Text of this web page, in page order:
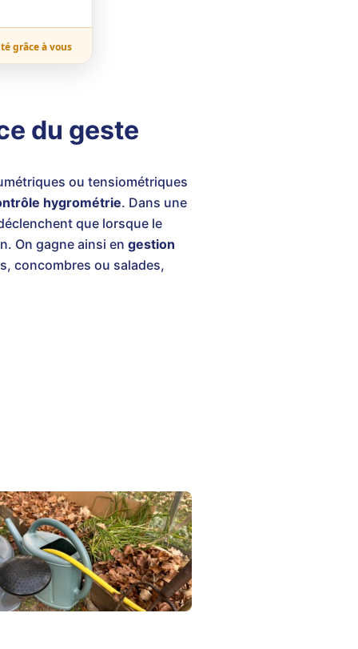
grâce à vous
du geste
ou tensiométriques
hygrométrie. Dans une
que lorsque le
On gagne ainsi en gestion
concombres ou salades,